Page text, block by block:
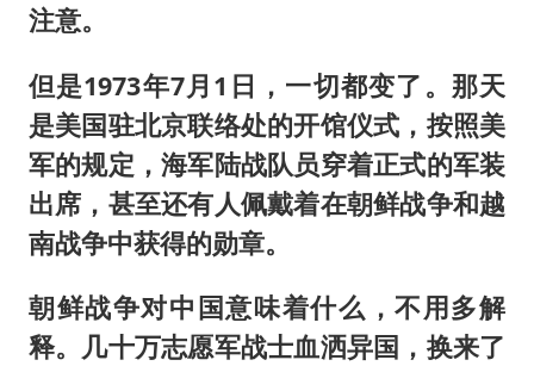
注意。
但是1973年7月1日，一切都变了。那天
是美国驻北京联络处的开馆仪式，按照美
军的规定，海军陆战队员穿着正式的军装
出席，甚至还有人佩戴着在朝鲜战争和越
南战争中获得的勋章。
朝鲜战争对中国意味着什么，不用多解
释。几十万志愿军战士血洒异国，换来了